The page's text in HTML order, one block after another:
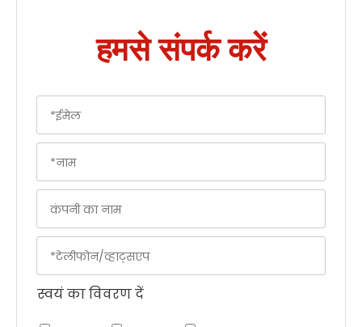
हमसे संपर्क करें
स्वयं का विवरण दें